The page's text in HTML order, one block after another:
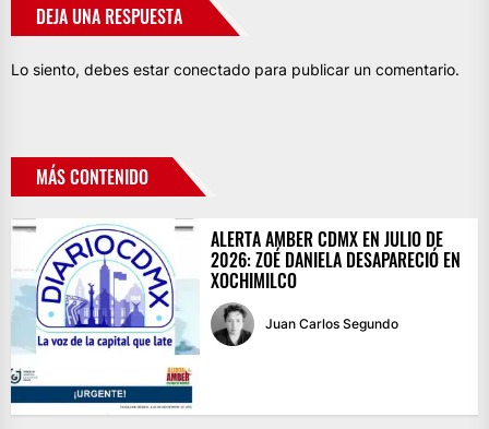
DEJA UNA RESPUESTA
Lo siento, debes estar conectado para publicar un comentario.
MÁS CONTENIDO
ALERTA AMBER CDMX EN JULIO DE
2026: ZOÉ DANIELA DESAPARECIÓ EN
XOCHIMILCO
Juan Carlos Segundo